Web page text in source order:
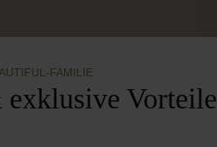
FAMILIE
Vorteile